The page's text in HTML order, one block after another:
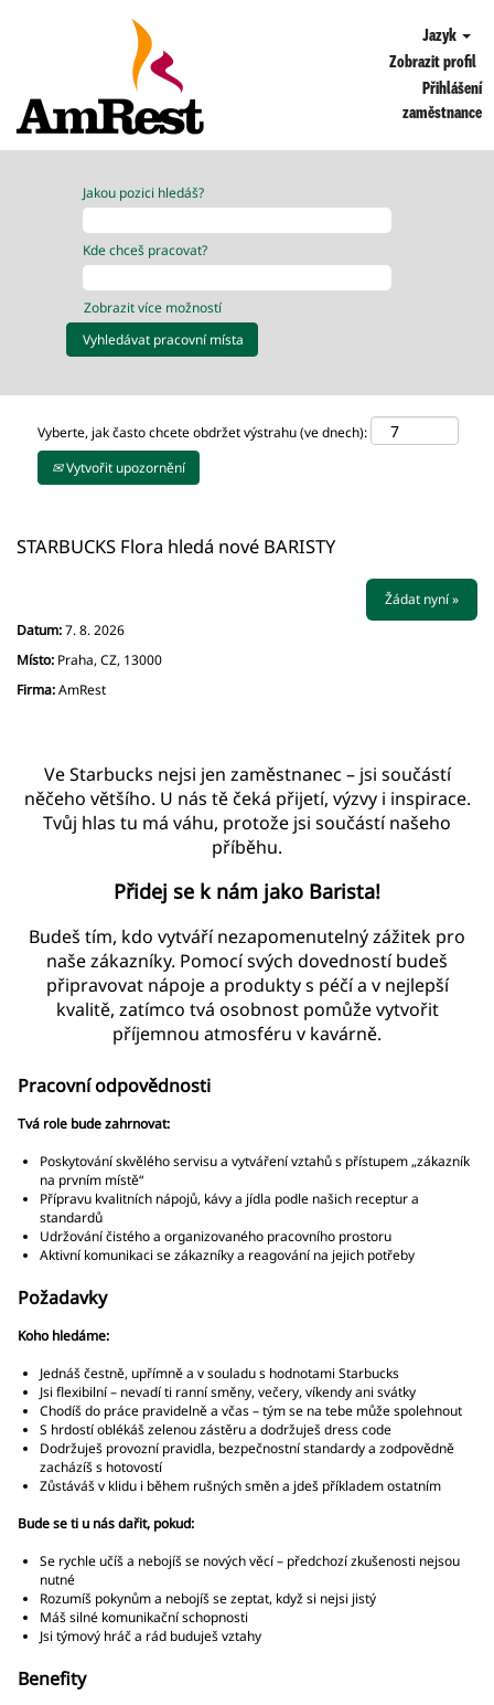
Jazyk
Zobrazit profil
Přihlášení
zaměstnance
Jakou pozici hledáš?
Kde chceš pracovat?
Zobrazit více možností
Vyberte, jak často chcete obdržet výstrahu (ve dnech):
Vytvořit upozornění
STARBUCKS Flora hledá nové BARISTY
Žádat nyní »
Datum:7. 8. 2026
Místo: Praha, CZ, 13000
Firma:AmRest
Ve Starbucks nejsi jen zaměstnanec – jsi součástí
něčeho většího. U nás tě čeká přijetí, výzvy i inspirace.
Tvůj hlas tu má váhu, protože jsi součástí našeho
příběhu.
Přidej se k nám jako Barista!
Budeš tím, kdo vytváří nezapomenutelný zážitek pro
naše zákazníky. Pomocí svých dovedností budeš
připravovat nápoje a produkty s péčí a v nejlepší
kvalitě, zatímco tvá osobnost pomůže vytvořit
příjemnou atmosféru v kavárně.
Pracovní odpovědnosti
Tvá role bude zahrnovat:
Poskytování skvělého servisu a vytváření vztahů s přístupem „zákazník
na prvním místě“
Přípravu kvalitních nápojů, kávy a jídla podle našich receptur a
standardů
Udržování čistého a organizovaného pracovního prostoru
Aktivní komunikaci se zákazníky a reagování na jejich potřeby
Požadavky
Koho hledáme:
Jednáš čestně, upřímně a v souladu s hodnotami Starbucks
Jsi flexibilní – nevadí ti ranní směny, večery, víkendy ani svátky
Chodíš do práce pravidelně a včas – tým se na tebe může spolehnout
S hrdostí oblékáš zelenou zástěru a dodržuješ dress code
Dodržuješ provozní pravidla, bezpečnostní standardy a zodpovědně
zacházíš s hotovostí
Zůstáváš v klidu i během rušných směn a jdeš příkladem ostatním
Bude se ti u nás dařit, pokud:
Se rychle učíš a nebojíš se nových věcí – předchozí zkušenosti nejsou
nutné
Rozumíš pokynům a nebojíš se zeptat, když si nejsi jistý
Máš silné komunikační schopnosti
Jsi týmový hráč a rád buduješ vztahy
Benefity